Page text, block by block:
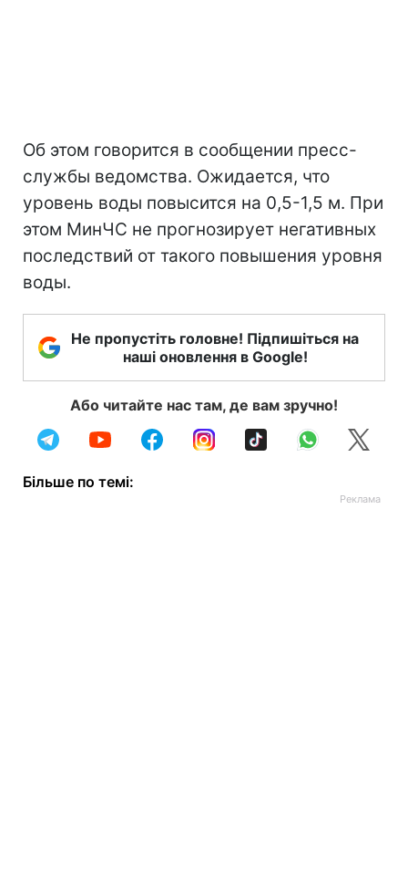
Об этом говорится в сообщении пресс-
службы ведомства. Ожидается, что
уровень воды повысится на 0,5-1,5 м. При
этом МинЧС не прогнозирует негативных
последствий от такого повышения уровня
воды.
Не пропустіть головне! Підпишіться на
наші оновлення в Google!
Або читайте нас там, де вам зручно!
Більше по темі: